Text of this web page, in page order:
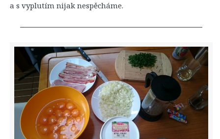
a s vyplutím nijak nespěcháme.